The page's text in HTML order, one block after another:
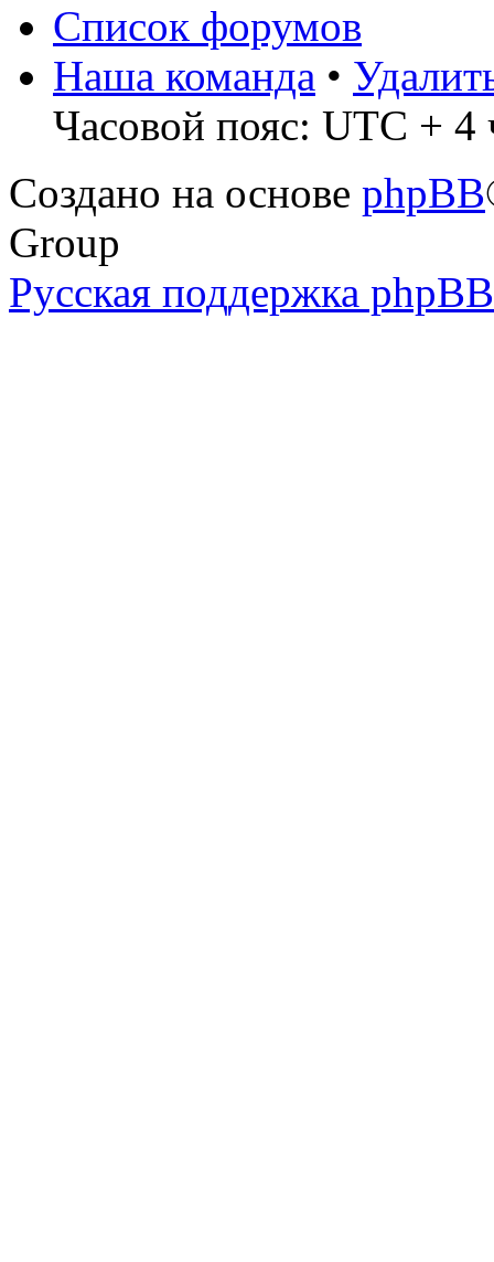
Список форумов
Наша команда •
Часовой пояс: UTC + 4
Создано на основе phpBB
Group
Русская поддержка phpBB